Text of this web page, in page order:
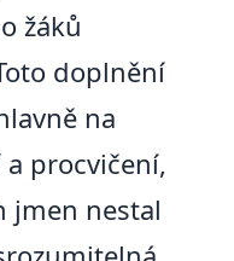
žáků
doplnění
na
procvičení,
jmen nestal